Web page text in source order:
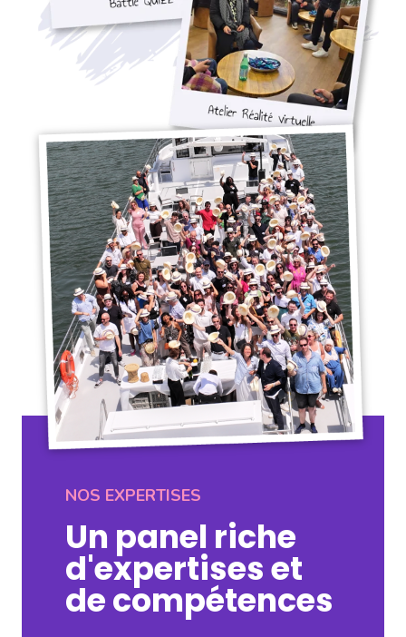
NOS EXPERTISES
Un panel riche
d'expertises et
de compétences